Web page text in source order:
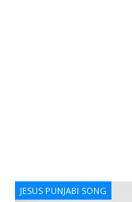
JESUS PUNJABI SONG